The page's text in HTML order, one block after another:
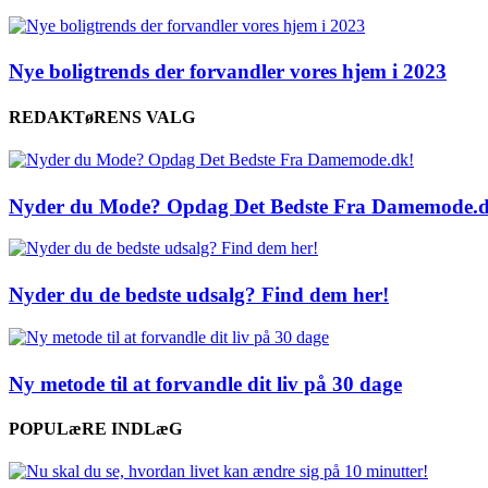
Nye boligtrends der forvandler vores hjem i 2023
REDAKTøRENS VALG
Nyder du Mode? Opdag Det Bedste Fra
Nyder du de bedste udsalg? Find dem her!
Ny metode til at forvandle dit liv på 30 dage
POPULæRE INDLæG